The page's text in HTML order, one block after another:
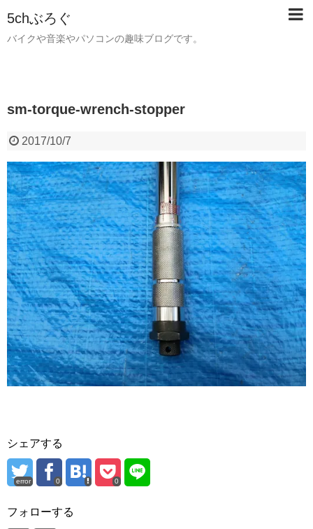
5chぶろぐ
バイクや音楽やパソコンの趣味ブログです。
sm-torque-wrench-stopper
2017/10/7
シェアする
error 0 0
フォローする